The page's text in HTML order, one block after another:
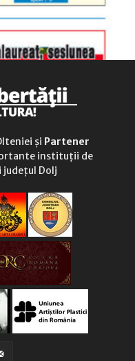
și Partener
instituții de
județul Dolj